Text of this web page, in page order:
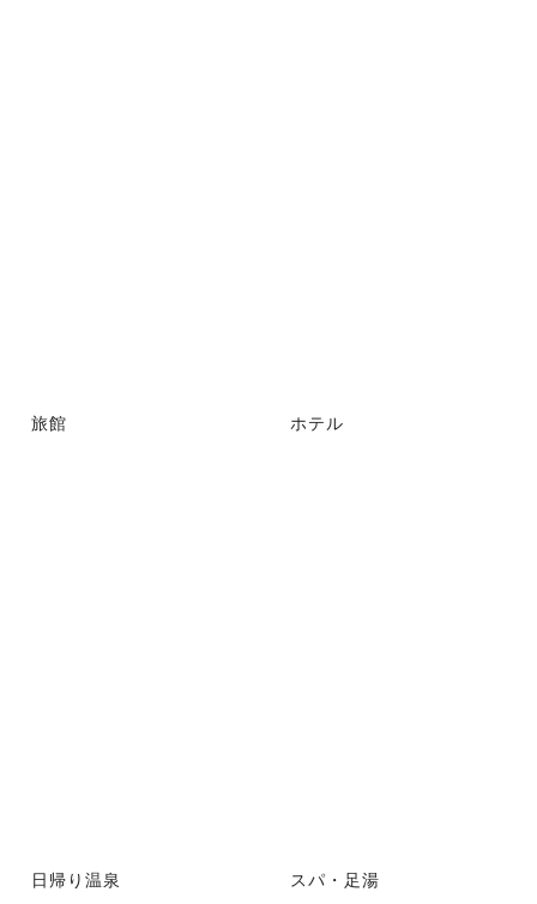
旅館 ホテル
日帰り温泉 スパ・足湯